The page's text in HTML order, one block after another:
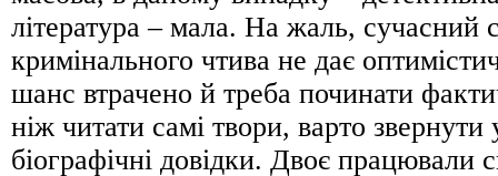
література – мала. На жаль, сучасний
кримінального чтива не дає
шанс втрачено й треба починати
ніж читати самі твори, варто звернути
біографічні довідки. Двоє працювали